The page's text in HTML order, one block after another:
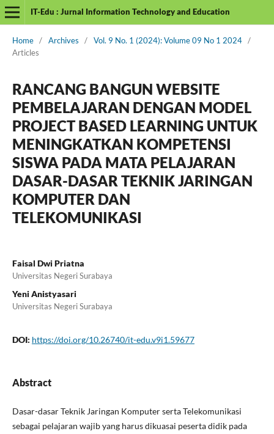
IT-Edu : Jurnal Information Technology and Education
Home / Archives / Vol. 9 No. 1 (2024): Volume 09 No 1 2024 /
Articles
RANCANG BANGUN WEBSITE
PEMBELAJARAN DENGAN MODEL
PROJECT BASED LEARNING UNTUK
MENINGKATKAN KOMPETENSI
SISWA PADA MATA PELAJARAN
DASAR-DASAR TEKNIK JARINGAN
KOMPUTER DAN
TELEKOMUNIKASI
Faisal Dwi Priatna
Universitas Negeri Surabaya
Yeni Anistyasari
Universitas Negeri Surabaya
DOI: https://doi.org/10.26740/it-edu.v9i1.59677
Abstract
Dasar-dasar Teknik Jaringan Komputer serta Telekomunikasi
sebagai pelajaran wajib yang harus dikuasai peserta didik pada